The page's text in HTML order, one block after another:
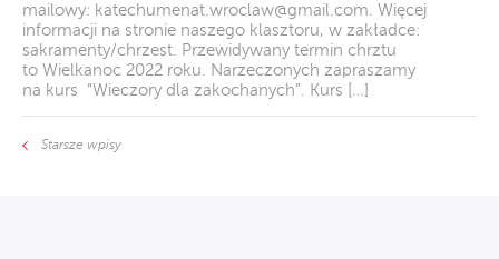
mailowy: katechumenat.wroclaw@gmail.com . Więcej
informacji na stronie naszego klasztoru, w zakładce:
sakramenty/chrzest. Przewidywany termin chrztu
to Wielkanoc 2022 roku. Narzeczonych zapraszamy
na kurs “Wieczory dla zakochanych”. Kurs […]
Starsze wpisy